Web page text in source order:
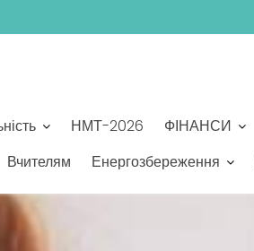
НМТ-2026 ФІНАНСИ
Вчителям Енергозбереження